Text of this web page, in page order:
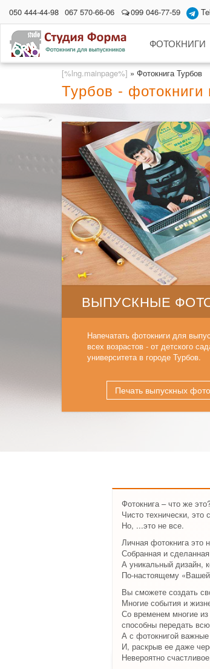
050 444-44-98 067 570-66-06 099 046-77-59
ФОТОКНИГИ
[%lng.mainpage%] » Фотокнига Турбов
Турбов -
ВЫПУСКНЫЕ
Напечатать фотокниги для
всех возрастов - от детского
университета в городе Турбов.
Печать выпускных
Фотокнига – что же
Чисто технически,
Но, ...это не все.
Личная фотокнига это
Собранная и
А уникальный дизайн,
По-настоящему
Вы сможете создать
Многие события и
Со временем многие
способны передать
А с фотокнигой
И, раскрыв ее даже
Невероятно